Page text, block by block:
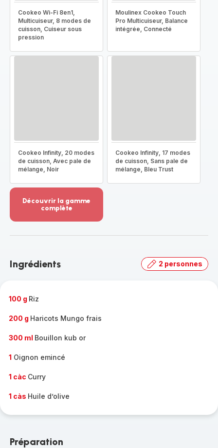
Cookeo Wi-Fi 8en1,
Multicuiseur, 8 modes de
cuisson, Cuiseur sous
pression
Moulinex Cookeo Touch
Pro Multicuiseur, Balance
intégrée, Connecté
Cookeo Infinity, 20 modes
de cuisson, Avec pale de
mélange, Noir
Cookeo Infinity, 17 modes
de cuisson, Sans pale de
mélange, Bleu Trust
Découvrir la gamme
complète
-
gamme
Ingrédients 2 personnes
100 g Riz
200 g Haricots Mungo frais
300 ml Bouillon kub or
1 Oignon emincé
1 càc Curry
1 càs Huile d’olive
Préparation